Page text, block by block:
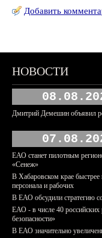
Добавить
НОВОСТИ
Дмитрий Демешин объявил
ЕАО станет пилотным
«Сенеж»
В Хабаровском крае быстрее
персонала и рабочих
В ЕАО обсудили стратегию
ЕАО - в числе 40 российских
безопасности»
В ЕАО значительно